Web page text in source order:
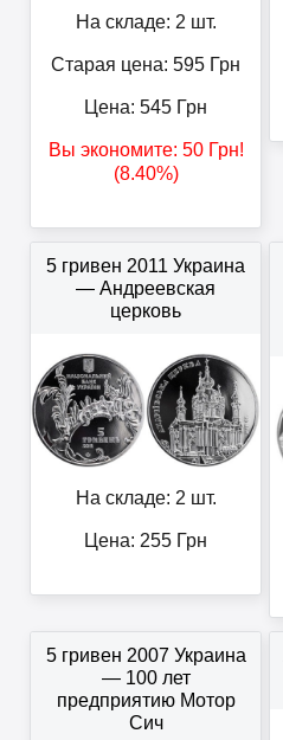
На складе: 2 шт.
Старая цена: 595 Грн
Цена: 545 Грн
Вы экономите: 50Грн!
(8.40%)
5 гривен 2011 Украина
— Андреевская
церковь
На складе: 2 шт.
Цена: 255 Грн
5 гривен 2007 Украина
— 100 лет
предприятию Мотор
Сич